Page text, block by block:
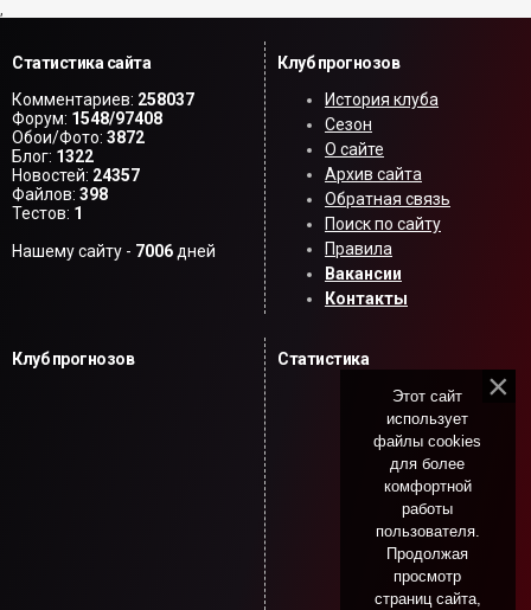
,
Статистика сайта
Комментариев: 258037
Форум: 1548/97408
Обои/Фото: 3872
Блог: 1322
Новостей: 24357
Файлов: 398
Тестов: 1
Нашему сайту - 7006 дней
Клуб прогнозов
История клуба
Сезон
О сайте
Архив сайта
Обратная связь
Поиск по сайту
Правила
Вакансии
Контакты
Клуб прогнозов Статистика
Этот сайт
использует
файлы cookies
для более
комфортной
работы
пользователя.
Продолжая
просмотр
страниц сайта,